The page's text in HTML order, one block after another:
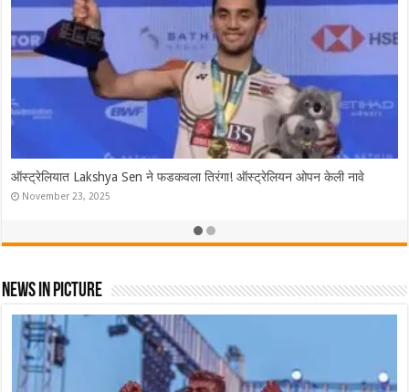
ऑस्ट्रेलियात Lakshya Sen ने फडकवला तिरंगा! ऑस्ट्रेलियन ओपन केली नावे
November 23, 2025
News In Picture